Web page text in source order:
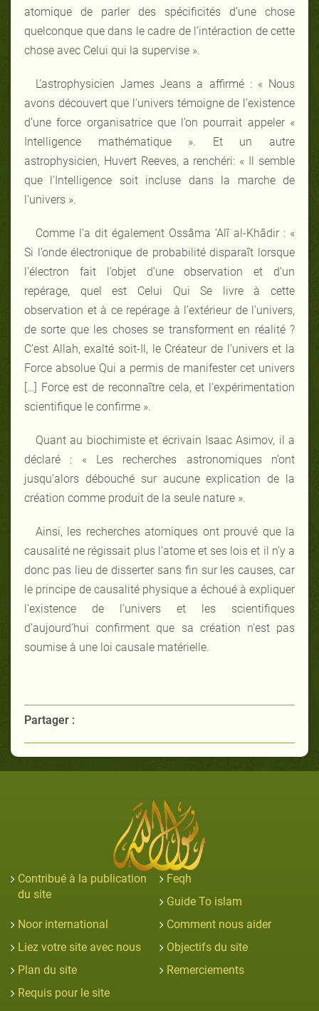
atomique de parler des spécificités d’une chose
quelconque que dans le cadre de l’intéraction de cette
chose avec Celui qui la supervise ».
L’astrophysicien James Jeans a affirmé : « Nous
avons découvert que l’univers témoigne de l’existence
d’une force organisatrice que l’on pourrait appeler «
Intelligence mathématique ». Et un autre
astrophysicien, Huvert Reeves, a renchéri: « Il semble
que l’Intelligence soit incluse dans la marche de
l’univers ».
Comme l’a dit également Ossâma ‘Alî al-Khâdir : «
Si l’onde électronique de probabilité disparaît lorsque
l’électron fait l’objet d’une observation et d’un
repérage, quel est Celui Qui Se livre à cette
observation et à ce repérage à l’extérieur de l’univers,
de sorte que les choses se transforment en réalité ?
C’est Allah, exalté soit-Il, le Créateur de l’univers et la
Force absolue Qui a permis de manifester cet univers
[…] Force est de reconnaître cela, et l’expérimentation
scientifique le confirme ».
Quant au biochimiste et écrivain Isaac Asimov, il a
déclaré : « Les recherches astronomiques n’ont
jusqu’alors débouché sur aucune explication de la
création comme produit de la seule nature ».
Ainsi, les recherches atomiques ont prouvé que la
causalité ne régissait plus l’atome et ses lois et il n’y a
donc pas lieu de disserter sans fin sur les causes, car
le principe de causalité physique a échoué à expliquer
l’existence de l’univers et les scientifiques
d’aujourd’hui confirment que sa création n’est pas
soumise à une loi causale matérielle.
Partager :
Contribué à la publication
du site
Feqh
Guide To islam
Noor international
Comment nous aider
Liez votre site avec nous
Objectifs du site
Plan du site
Remerciements
Requis pour le site